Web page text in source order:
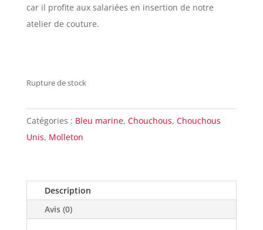
car il profite aux salariées en insertion de notre
atelier de couture.
Rupture de stock
Catégories : Bleu marine, Chouchous, Chouchous
Unis, Molleton
Description
Avis (0)